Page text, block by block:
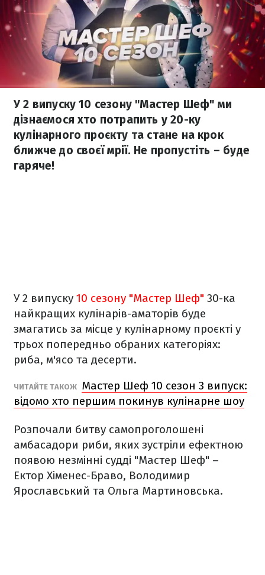
У 2 випуску 10 сезону "Мастер Шеф" ми
дізнаємося хто потрапить у 20-ку
кулінарного проєкту та стане на крок
ближче до своєї мрії. Не пропустіть – буде
гаряче!
У 2 випуску 10 сезону "Мастер Шеф" 30-ка
найкращих кулінарів-аматорів буде
змагатись за місце у кулінарному проєкті у
трьох попередньо обраних категоріях:
риба, м'ясо та десерти.
ЧИТАЙТЕ ТАКОЖ Мастер Шеф 10 сезон 3 випуск:
відомо хто першим покинув кулінарне шоу
Розпочали битву самопроголошені
амбасадори риби, яких зустріли ефектною
появою незмінні судді "Мастер Шеф" –
Ектор Хіменес-Браво, Володимир
Ярославський та Ольга Мартиновська.